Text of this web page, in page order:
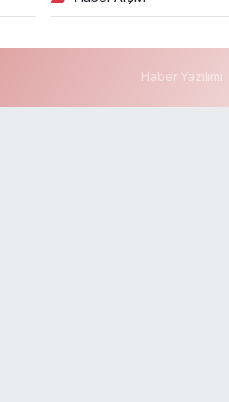
Haber Yazılımı: